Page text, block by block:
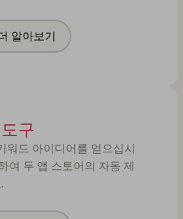
알아보기
구
워드 아이디어를 얻으십시
여 두 앱 스토어의 자동 제